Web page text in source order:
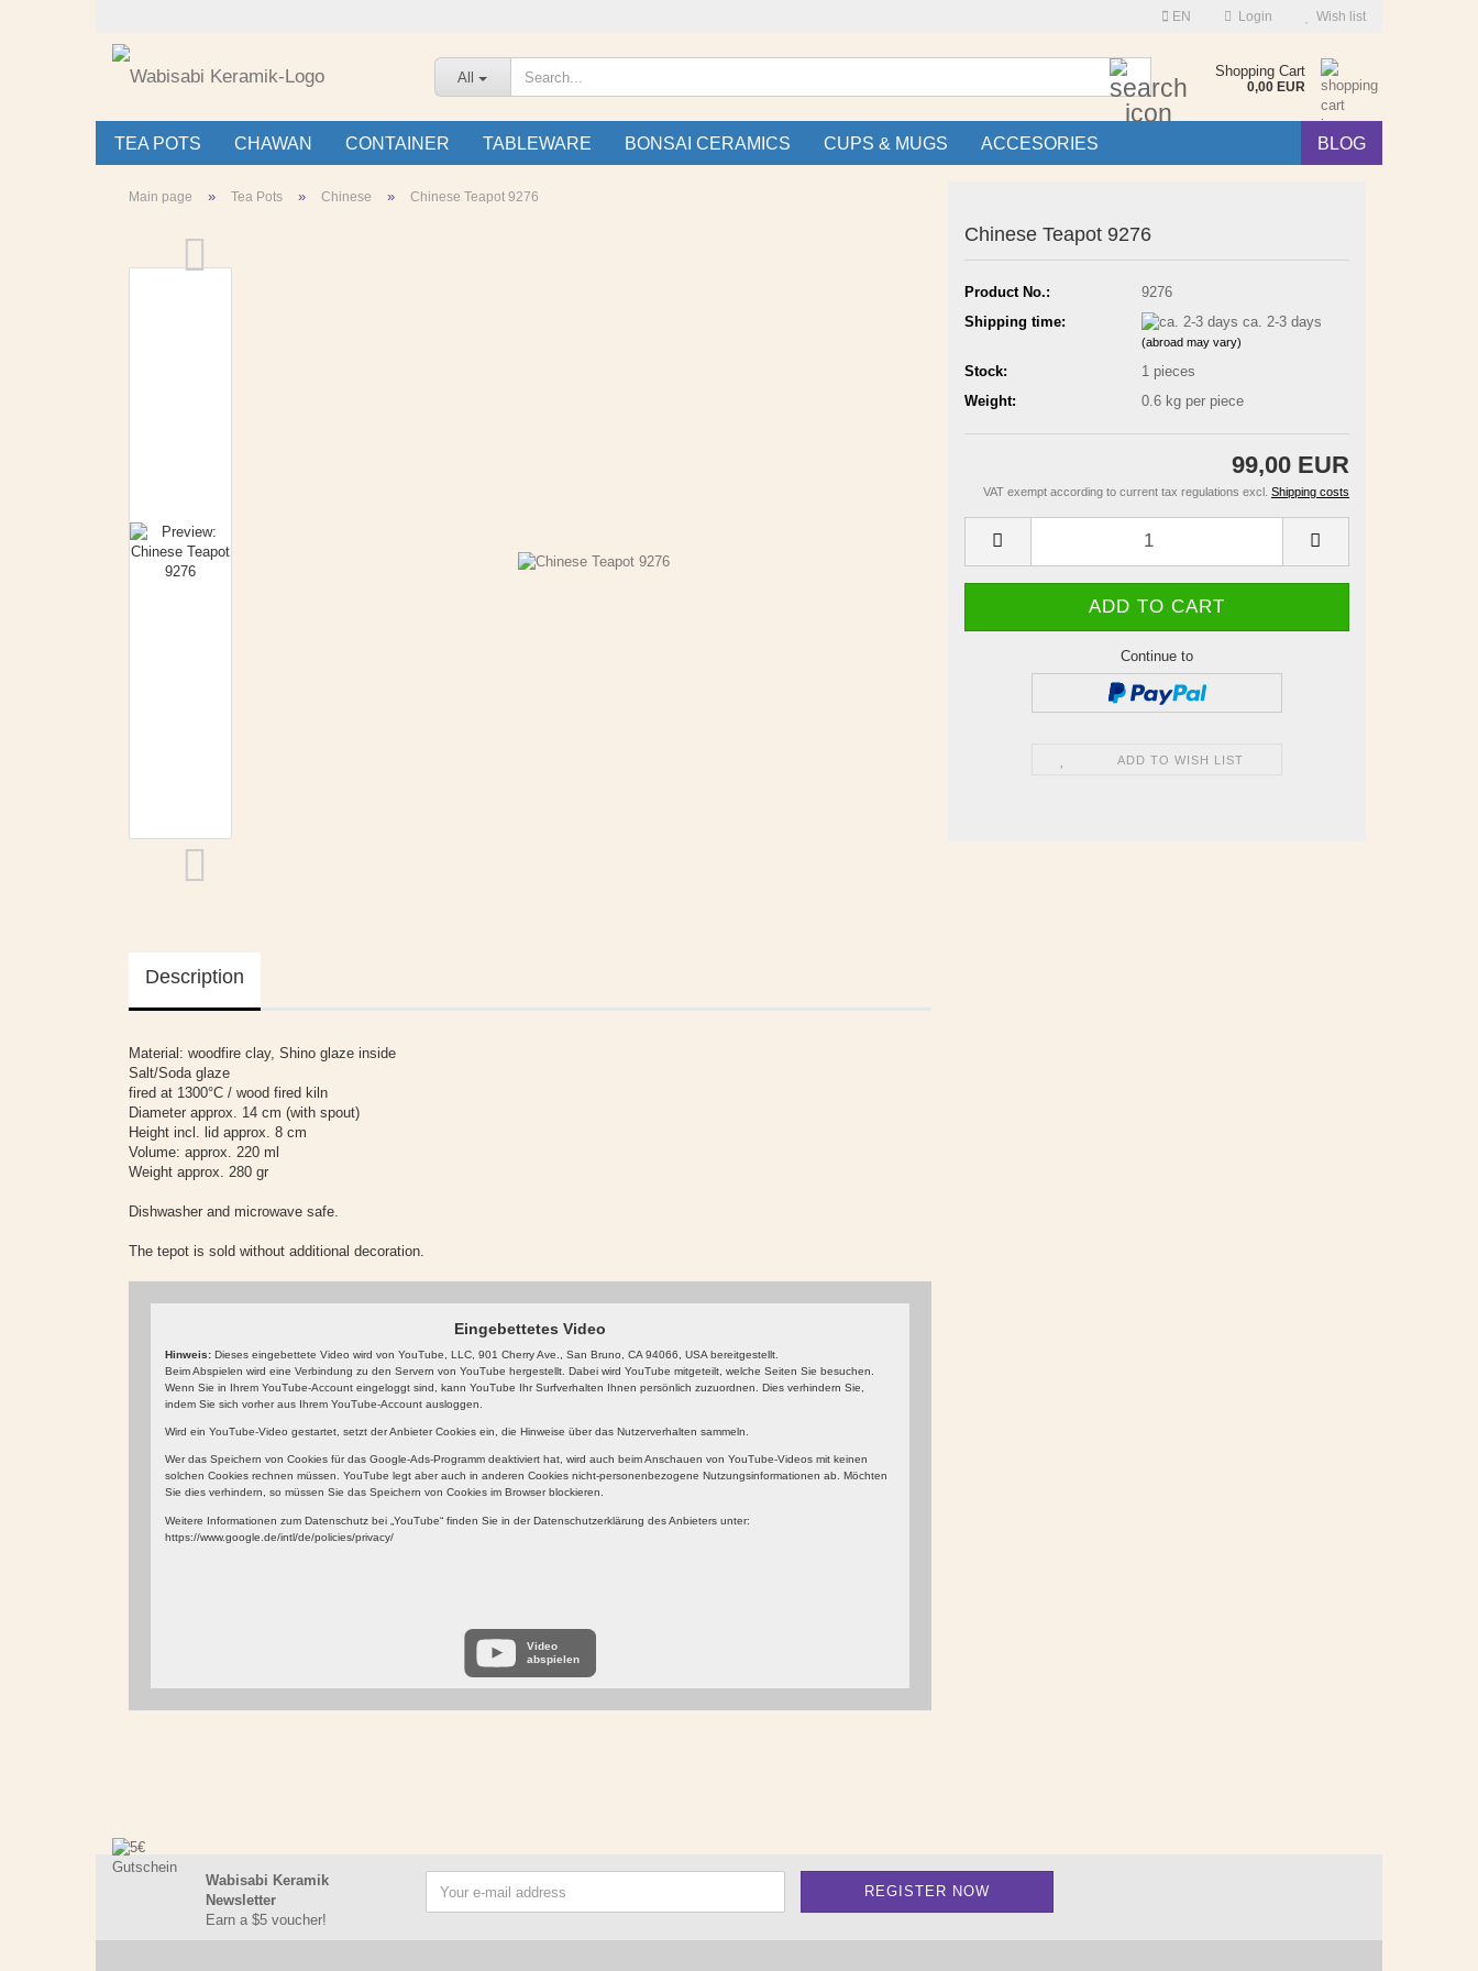
EN Login Wish list
All Shopping Cart
0,00 EUR
TEA POTS CHAWAN CONTAINER TABLEWARE BONSAI CERAMICS CUPS & MUGS ACCESORIES BLOG
Main page » Tea Pots » Chinese » Chinese Teapot 9276
Chinese Teapot 9276
Product No.:
9276
Shipping time:
ca. 2-3 days
(abroad may vary)
Stock: 1 pieces
Weight:
0.6kg per piece
99,00 EUR
VAT exempt according to current tax regulations excl. Shipping costs
Continue to
ADD TO WISH LIST
Description
Material: woodfire clay, Shino glaze inside
Salt/Soda glaze
fired at 1300°C / wood fired kiln
Diameter approx. 14 cm (with spout)
Height incl. lid approx. 8 cm
Volume: approx. 220 ml
Weight approx. 280 gr
Dishwasher and microwave safe.
The tepot is sold without additional decoration.
Eingebettetes Video
Hinweis:Dieses eingebettete Video wird von YouTube, LLC, 901 Cherry Ave., San Bruno, CA 94066, USA bereitgestellt.
Beim Abspielen wird eine Verbindung zu den Servern von YouTube hergestellt. Dabei wird YouTube mitgeteilt, welche Seiten Sie besuchen.
Wenn Sie in Ihrem YouTube-Account eingeloggt sind, kann YouTube Ihr Surfverhalten Ihnen persönlich zuzuordnen. Dies verhindern Sie,
indem Sie sich vorher aus Ihrem YouTube-Account ausloggen.
Wird ein YouTube-Video gestartet, setzt der Anbieter Cookies ein, die Hinweise über das Nutzerverhalten sammeln.
Wer das Speichern von Cookies für das Google-Ads-Programm deaktiviert hat, wird auch beim Anschauen von YouTube-Videos mit keinen
solchen Cookies rechnen müssen. YouTube legt aber auch in anderen Cookies nicht-personenbezogene Nutzungsinformationen ab. Möchten
Sie dies verhindern, so müssen Sie das Speichern von Cookies im Browser blockieren.
Weitere Informationen zum Datenschutz bei „YouTube“ finden Sie in der Datenschutzerklärung des Anbieters unter:
https://www.google.de/intl/de/policies/privacy/
Video
abspielen
Wabisabi Keramik
Newsletter
Earn a $5 voucher!